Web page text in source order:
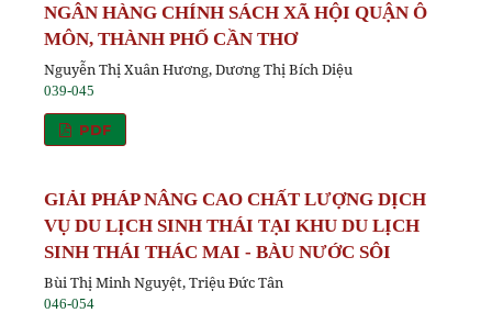
NGÂN HÀNG CHÍNH SÁCH XÃ HỘI QUẬN Ô
MÔN, THÀNH PHỐ CẦN THƠ
Nguyễn Thị Xuân Hương, Dương Thị Bích Diệu
039-045
PDF
GIẢI PHÁP NÂNG CAO CHẤT LƯỢNG DỊCH
VỤ DU LỊCH SINH THÁI TẠI KHU DU LỊCH
SINH THÁI THÁC MAI - BÀU NƯỚC SÔI
Bùi Thị Minh Nguyệt, Triệu Đức Tân
046-054